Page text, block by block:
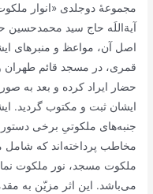
مجموعۀ دو‌جلدی «انوار‌
آیة‌اللَه‌ حاج سید
قمری، در مسجد قائم طهران
حضار ایراد کرده‌ و بعد به
ایشان ثبت و مکتوب گردید.
جنبه‌های ملکوتیِ برخی
مخاطب پرداخته‌اند که شامل
ملکوت مسجد، نور ملکوت
می‌باشد. این اثر مزیّن به